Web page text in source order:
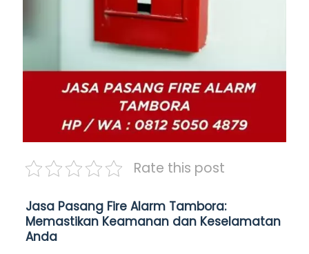
Rate this post
Jasa Pasang Fire Alarm Tambora:
Memastikan Keamanan dan Keselamatan
Anda